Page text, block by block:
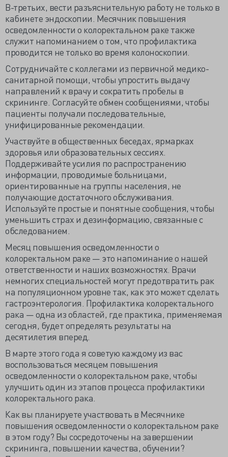
В-третьих, вести разъяснительную работу не только в
кабинете эндоскопии. Месячник повышения
осведомленности о колоректальном раке также
служит напоминанием о том, что профилактика
проводится не только во время колоноскопии.
Сотрудничайте с коллегами из первичной медико-
санитарной помощи, чтобы упростить выдачу
направлений к врачу и сократить пробелы в
скрининге. Согласуйте обмен сообщениями, чтобы
пациенты получали последовательные,
унифицированные рекомендации.
Участвуйте в общественных беседах, ярмарках
здоровья или образовательных сессиях.
Поддерживайте усилия по распространению
информации, проводимые больницами,
ориентированные на группы населения, не
получающие достаточного обслуживания.
Используйте простые и понятные сообщения, чтобы
уменьшить страх и дезинформацию, связанные с
обследованием.
Месяц повышения осведомленности о
колоректальном раке — это напоминание о нашей
ответственности и наших возможностях. Врачи
немногих специальностей могут предотвратить рак
на популяционном уровне так, как это может сделать
гастроэнтерология. Профилактика колоректального
рака — одна из областей, где практика, применяемая
сегодня, будет определять результаты на
десятилетия вперед.
В марте этого года я советую каждому из вас
воспользоваться месяцем повышения
осведомленности о колоректальном раке, чтобы
улучшить один из этапов процесса профилактики
колоректального рака.
Как вы планируете участвовать в Месячнике
повышения осведомленности о колоректальном раке
в этом году? Вы сосредоточены на завершении
скрининга, повышении качества, обучении?